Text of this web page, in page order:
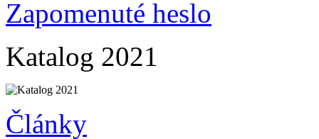
Zapomenuté heslo
Katalog 2021
Články